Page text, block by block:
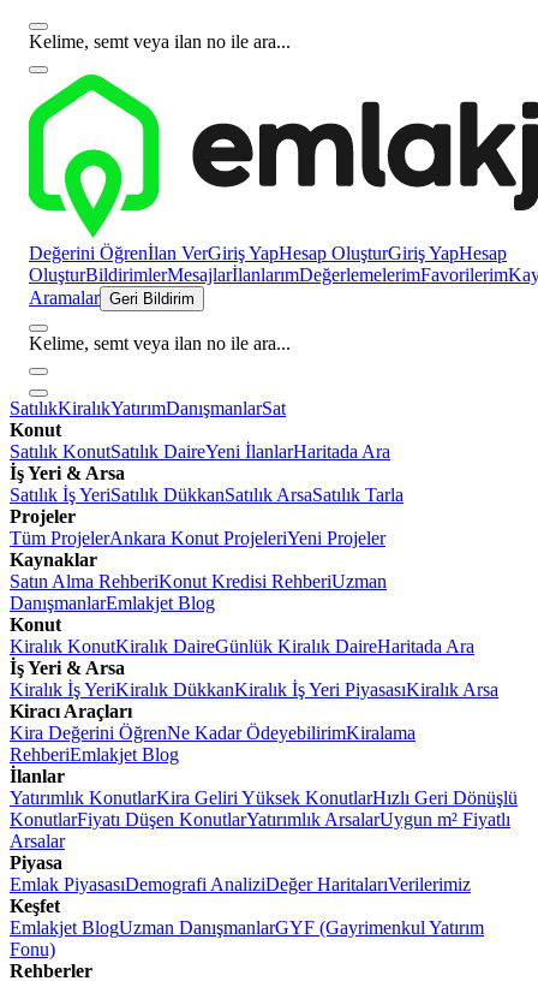
Kelime, semt veya ilan no ile ara...
Değerini Öğrenİlan VerGiriş YapHesap OluşturGiriş YapHesap
OluşturBildirimlerMesajlarİlanlarımDeğerlemelerimFavorilerim
Aramalar Geri Bildirim
Kelime, semt veya ilan no ile ara...
SatılıkKiralıkYatırımDanışmanlarSat
Konut
Satılık KonutSatılık DaireYeni İlanlarHaritada Ara
İş Yeri & Arsa
Satılık İş YeriSatılık DükkanSatılık ArsaSatılık Tarla
Projeler
Tüm ProjelerAnkara Konut ProjeleriYeni Projeler
Kaynaklar
Satın Alma RehberiKonut Kredisi RehberiUzman
DanışmanlarEmlakjet Blog
Konut
Kiralık KonutKiralık DaireGünlük Kiralık DaireHaritada Ara
İş Yeri & Arsa
Kiralık İş YeriKiralık DükkanKiralık İş Yeri PiyasasıKiralık Arsa
Kiracı Araçları
Kira Değerini ÖğrenNe Kadar ÖdeyebilirimKiralama
RehberiEmlakjet Blog
İlanlar
Yatırımlık KonutlarKira Geliri Yüksek KonutlarHızlı Geri Dönüşlü
KonutlarFiyatı Düşen KonutlarYatırımlık ArsalarUygun m² Fiyatlı
Arsalar
Piyasa
Emlak PiyasasıDemografi AnaliziDeğer HaritalarıVerilerimiz
Keşfet
Emlakjet BlogUzman DanışmanlarGYF (Gayrimenkul Yatırım
Fonu)
Rehberler